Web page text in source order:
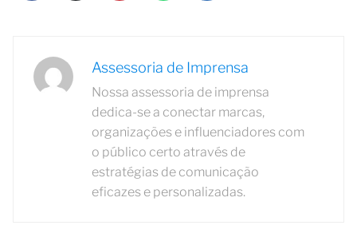
Assessoria de Imprensa
Nossa assessoria de imprensa
dedica-se a conectar marcas,
organizações e influenciadores com
o público certo através de
estratégias de comunicação
eficazes e personalizadas.